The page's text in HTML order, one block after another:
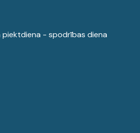
piektdiena - spodrības diena